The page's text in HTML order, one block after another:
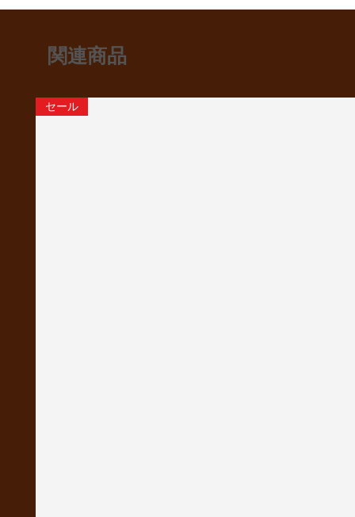
関連商品
セール